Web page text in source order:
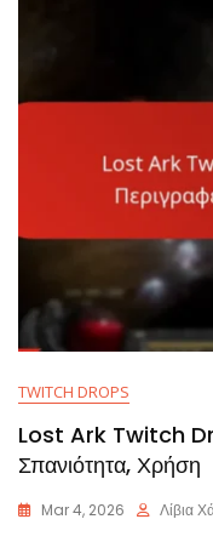
TWITCH DROPS
Lost Ark Twitch
Σπανιότητα, Χρήση
Mar 4, 2026 Λίβια